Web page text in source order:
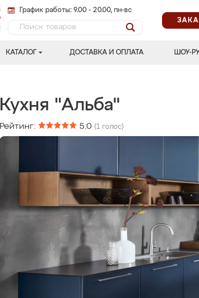
График работы: 9.00 - 20.00, пн-вс
КАТАЛОГ ДОСТАВКА И ОПЛАТА ШОУ-
Кухня "Альба"
Рейтинг: 5.0 (1 голос)